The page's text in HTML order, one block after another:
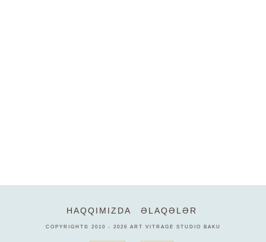
HAQQIMIZDA ƏLAQƏLƏR
COPYRIGHT© 2010 - 2026 ART VITRAGE STUDIO BAKU